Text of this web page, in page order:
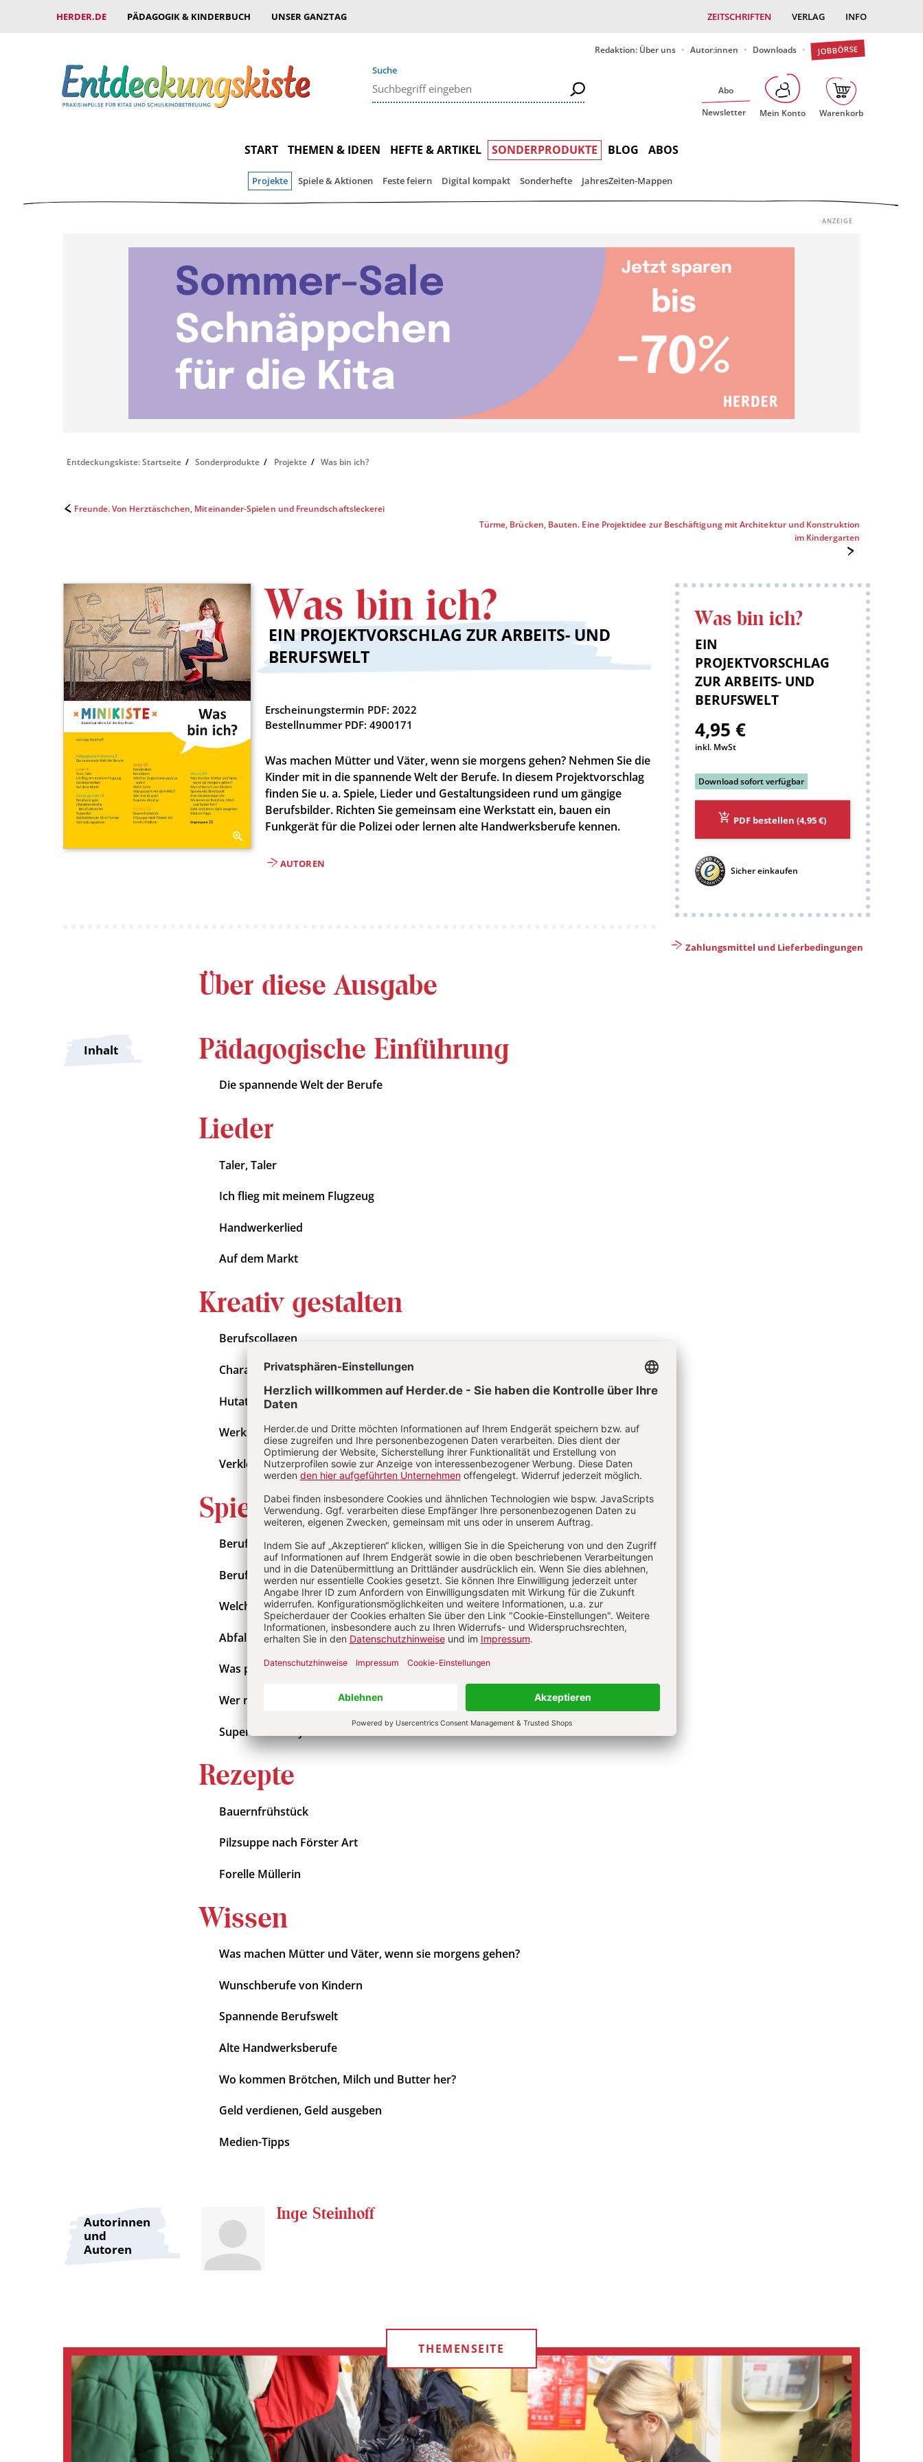
HERDER.DE PÄDAGOGIK & KINDERBUCH UNSER GANZTAG ZEITSCHRIFTEN VERLAG INFO
Redaktion: Über uns Autor:innen Downloads JOBBÖRSE
Suche
Abo
Newsletter
Mein Konto Warenkorb
START THEMEN & IDEEN HEFTE & ARTIKEL SONDERPRODUKTE BLOG ABOS
Projekte Spiele & Aktionen Feste feiern Digital kompakt Sonderhefte JahresZeiten-Mappen
Entdeckungskiste: Startseite Sonderprodukte Projekte Was bin ich?
Freunde. Von Herztäschchen, Miteinander-Spielen und Freundschaftsleckerei
Türme, Brücken, Bauten. Eine Projektidee zur Beschäftigung mit Architektur und Konstruktion
im Kindergarten
Was bin ich?
:
EIN PROJEKTVORSCHLAG ZUR ARBEITS- UND
BERUFSWELT
Erscheinungstermin PDF: 2022
Bestellnummer PDF: 4900171
Was machen Mütter und Väter, wenn sie morgens gehen? Nehmen Sie die
Kinder mit in die spannende Welt der Berufe. In diesem Projektvorschlag
finden Sie u. a. Spiele, Lieder und Gestaltungsideen rund um gängige
Berufsbilder. Richten Sie gemeinsam eine Werkstatt ein, bauen ein
Funkgerät für die Polizei oder lernen alte Handwerksberufe kennen.
AUTOREN
Was bin ich?
:
EIN
PROJEKTVORSCHLAG
ZUR ARBEITS- UND
BERUFSWELT
4,95 €
inkl. MwSt
Download sofort verfügbar
PDF bestellen(4,95 €)
Sicher einkaufen
Zahlungsmittel und Lieferbedingungen
Über diese Ausgabe
Inhalt Pädagogische Einführung
Die spannende Welt der Berufe
Lieder
Taler, Taler
Ich flieg mit meinem Flugzeug
Handwerkerlied
Auf dem Markt
Kreativ gestalten
Berufscollagen
Charakteristische Berufsutensilien
Hutatelier
Werkstätten im Mini-Format
Verkleidungsaktion
Spiele
Beruferaten
Berufskreis
Welcher Gegenstand passt zu wem?
Abfall-Lotto
Was passiert mit dem Müll?
Wer macht was?
Supermarktrallye
Rezepte
Bauernfrühstück
Pilzsuppe nach Förster Art
Forelle Müllerin
Wissen
Was machen Mütter und Väter, wenn sie morgens gehen?
Wunschberufe von Kindern
Spannende Berufswelt
Alte Handwerksberufe
Wo kommen Brötchen, Milch und Butter her?
Geld verdienen, Geld ausgeben
Medien-Tipps
Autorinnen
und
Autoren
Inge Steinhoff
THEMENSEITE